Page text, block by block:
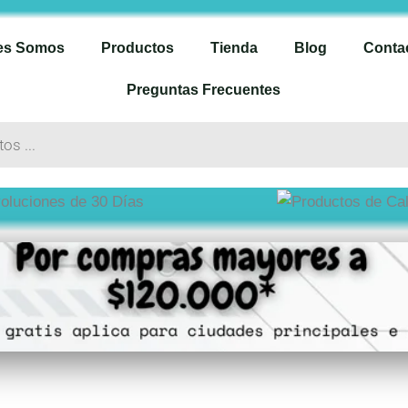
Somos Productos Tienda Blog
Preguntas Frecuentes